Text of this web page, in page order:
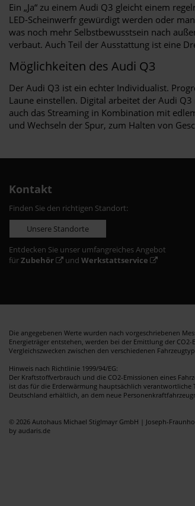
Ein „Ja“ zu einem Audi Q3 gleicht einem
LED-Scheinwerfr gewürdigt werden oder
was noch mehr Selbstbewusstsein nach
verbaut. Auch Teil der Ausstattung ist eine
Möglichkeiten des Audi Q3
Der Audi Q3 ist ein echter Individualist.
Laune einstellen. Digital arbeitet der Audi
auch das Streaming in Kombination mit
und Wechseln der Spur, zum Halten von
Kontakt
Finden Sie den richtigen Standort:
Unsere Standorte
Entdecken Sie unser umfangreiches Angebot
fürZubehör und Werkstattservice
Die angegebenen Werte wurden nach vorgeschriebenen
Energieträger entstehen, werden bei der Emittlung der
Vergleichszwecken zwischen den verschiedenen
Hinweis nach Richtlinie 1999/94/EG:
Der Kraftstoffverbrauch und die CO2-Emissionen eines
ist das für die Erderwärmung hauptsächlich
Deutschland erhältlich, an dem neue
© 2026 Autohaus Michael Stiglmayr GmbH | Joseph-
by audaris.de